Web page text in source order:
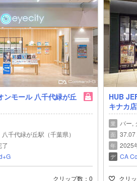
ンモール 八千代緑が丘
八千代緑が丘駅（千葉県）
クリップ数 0
HUB
キナカ店
業 バー,
面 37.07
年 2025
デ CA
クリ